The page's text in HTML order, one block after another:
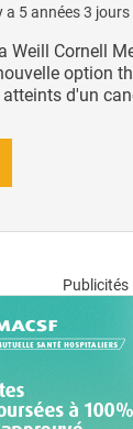
a 5 années 3 jours
Weill Cornell
option
d'un
Publicités